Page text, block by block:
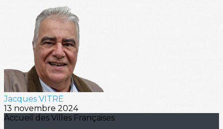
Jacques VITRE
13 novembre 2024
Accueil des Villes Françaises